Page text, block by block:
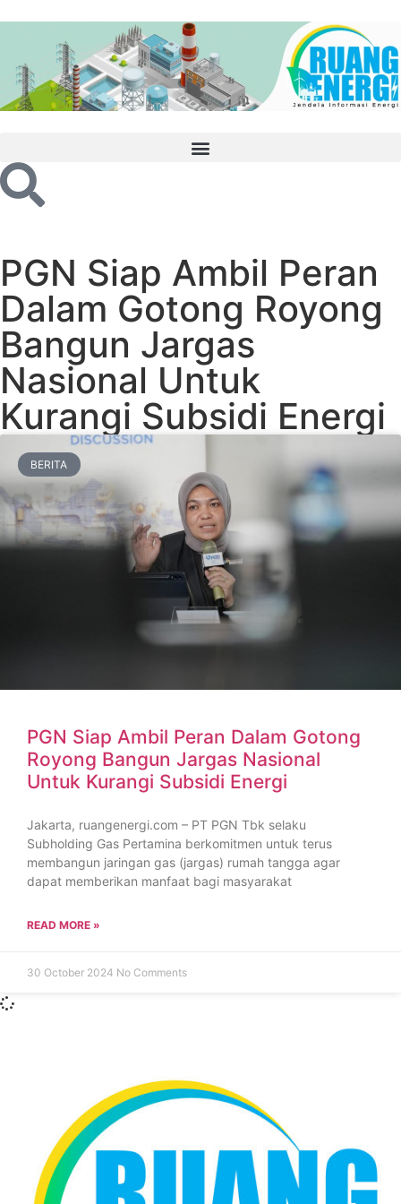
PGN Siap Ambil Peran
Dalam Gotong Royong
Bangun Jargas
Nasional Untuk
Kurangi Subsidi Energi
BERITA
PGN Siap Ambil Peran Dalam Gotong
Royong Bangun Jargas Nasional
Untuk Kurangi Subsidi Energi
Jakarta, ruangenergi.com – PT PGN Tbk selaku
Subholding Gas Pertamina berkomitmen untuk terus
membangun jaringan gas (jargas) rumah tangga agar
dapat memberikan manfaat bagi masyarakat
READ MORE »
30 October 2024 No Comments